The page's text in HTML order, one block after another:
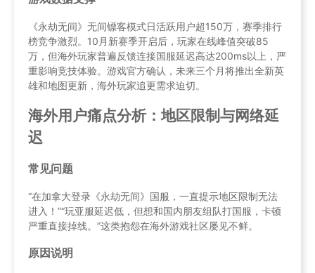
《永劫无间》无间镖客模式日活跃用户超150万，赛季排行
榜竞争激烈。10月新赛季开启后，玩家在线峰值突破85
万，但海外玩家普遍反馈连接国服延迟高达200ms以上，严
重影响竞技体验。游戏官方确认，未来三个月将推出全新英
雄和地图更新，海外玩家追更需求迫切。
海外用户痛点分析：地区限制与网络延
迟
常见问题
“在加拿大登录《永劫无间》国服，一直提示地区限制无法
进入！”“玩亚服延迟低，但想和国内朋友组队打国服，卡顿
严重直接掉线。”这类抱怨在海外游戏社区屡见不鲜。
原因说明